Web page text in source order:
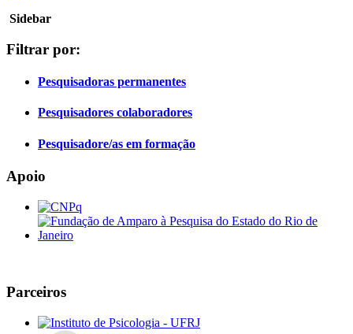
Sidebar
Filtrar por:
Pesquisadoras permanentes
Pesquisadores colaboradores
Pesquisadore/as em formação
Apoio
Parceiros